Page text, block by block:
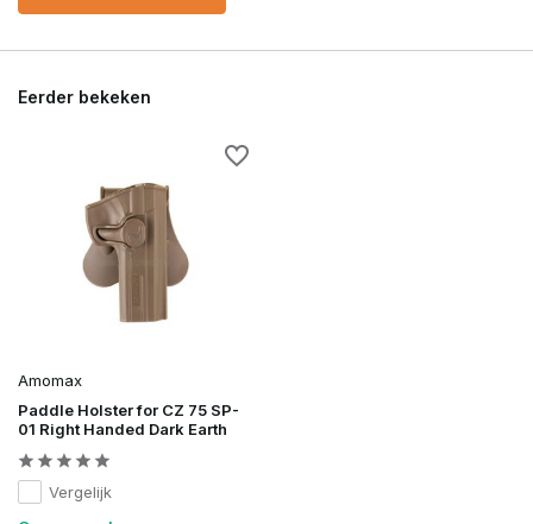
Eerder bekeken
Amomax
Paddle Holster for CZ 75 SP-
01 Right Handed Dark Earth
Vergelijk